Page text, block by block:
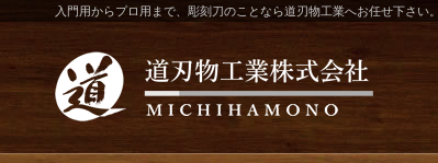
入門用からプロ用まで、彫刻刀のことなら道刃物工業へお任せ下さい。